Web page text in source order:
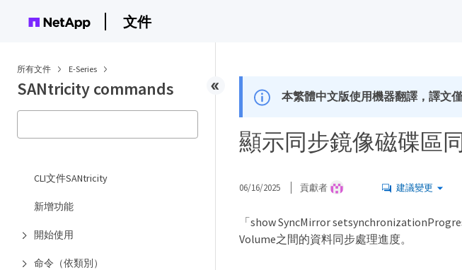
文件
所有文件 E-Series
SANtricity commands
CLI文件SANtricity
新增功能
開始使用
命令（依類別）
本繁體中文版使用機器翻譯，譯文
顯示同步鏡像磁碟區
06/16/2025 貢獻者 建議變更
「show SyncMirror
Volume之間的資料同步處理進度。